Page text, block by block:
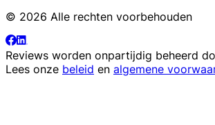
© 2026 Alle rechten voorbehouden
Reviews worden onpartijdig beheerd
Lees onze beleid en algemene